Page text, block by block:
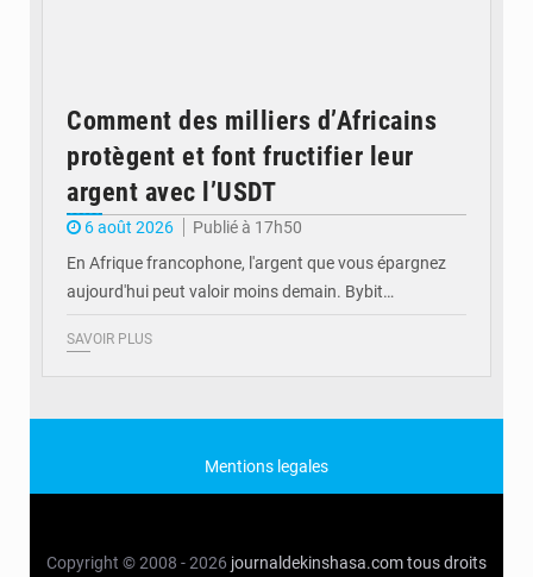
Comment des milliers d’Africains
protègent et font fructifier leur
argent avec l’USDT
6 août 2026
Publié à 17h50
En Afrique francophone, l'argent que vous épargnez
aujourd'hui peut valoir moins demain. Bybit…
SAVOIR PLUS
Mentions legales
Copyright © 2008 - 2026 journaldekinshasa.comtous droits